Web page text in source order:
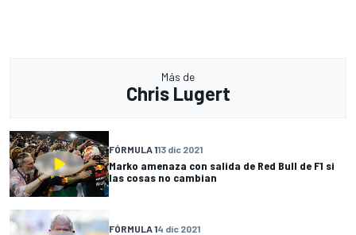
Más de
Chris Lugert
FÓRMULA 113 dic 2021
Marko amenaza con salida de Red Bull de F1 si
las cosas no cambian
FÓRMULA 14 dic 2021